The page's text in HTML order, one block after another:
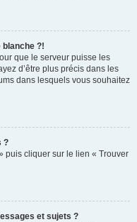
blanche ?!
que le serveur puisse les
d’être plus précis dans les
dans lesquels vous souhaitez
?
puis cliquer sur le lien « Trouver
et sujets ?